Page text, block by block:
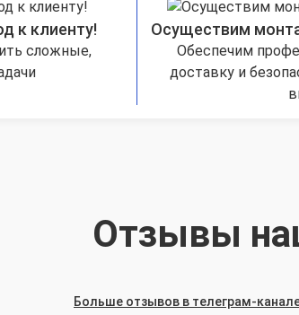
к клиенту!
сложные,
Осуществим
Обеспечим
доставку и
Отзывы
Больше отзывов в телеграм-